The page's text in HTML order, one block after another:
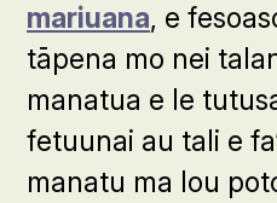
mariuana, e
tāpena mo nei
manatua e le
fetuunai au tali e
manatu ma lou